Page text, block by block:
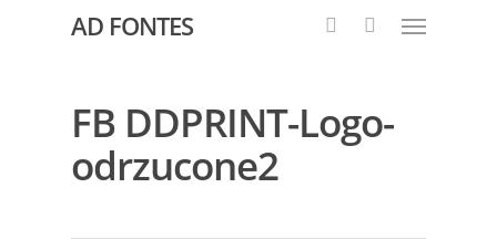
AD FONTES
FB DDPRINT-Logo-
odrzucone2